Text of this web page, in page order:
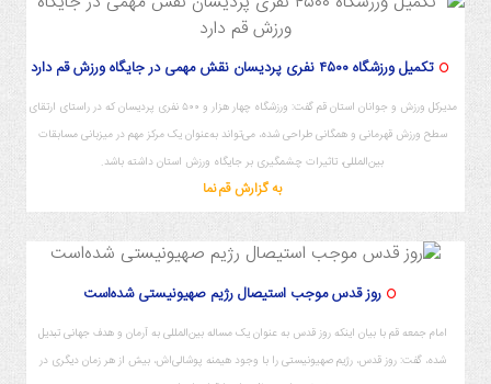
تکمیل ورزشگاه ۴۵۰۰ نفری پردیسان نقش مهمی در جایگاه ورزش قم دارد
مدیرکل ورزش و جوانان استان قم گفت: ورزشگاه چهار هزار و ۵۰۰ نفری پردیسان که در راستای ارتقای
سطح ورزش قهرمانی و همگانی طراحی شده، می‌تواند به‌عنوان یک مرکز مهم در میزبانی مسابقات
بین‌المللی، تاثیرات چشمگیری بر جایگاه ورزش استان داشته باشد.
به گزارش قم نما
روز قدس موجب استیصال رژیم صهیونیستی شده‌است
امام جمعه قم با بیان اینکه روز قدس به عنوان یک‌ مساله بین‌المللی به آرمان و هدف جهانی تبدیل
شده‌، گفت: روز قدس، رژیم صهیونیستی را با وجود هیمنه پوشالی‌اش، بیش از هر زمان دیگری در